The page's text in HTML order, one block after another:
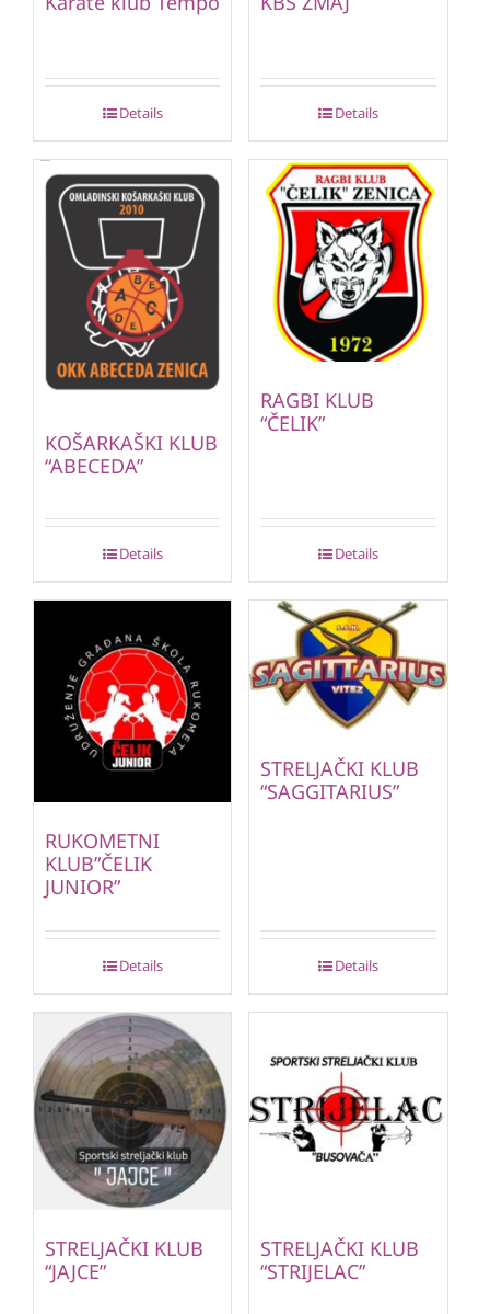
Details Details
KOŠARKAŠKI KLUB
“ABECEDA”
Details
RAGBI KLUB
“ČELIK”
Details
RUKOMETNI
KLUB”ČELIK
JUNIOR”
Details
STRELJAČKI KLUB
“SAGGITARIUS”
Details
STRELJAČKI KLUB
“JAJCE”
STRELJAČKI KLUB
“STRIJELAC”